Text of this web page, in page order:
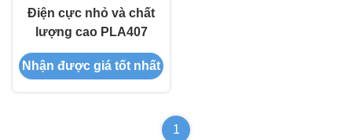
Điện cực nhỏ và chất
lượng cao PLA407
Nhận được giá tốt nhất
1